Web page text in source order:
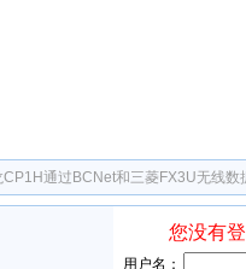
CP1H通过BCNet和三菱FX3U无线数